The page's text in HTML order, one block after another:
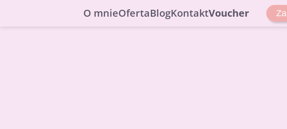
O mnieOfertaBlogKontaktVoucher